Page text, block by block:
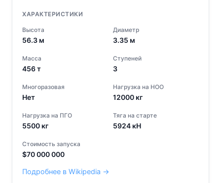
ХАРАКТЕРИСТИКИ
Высота
56.3 м
Диаметр
3.35 м
Масса
456т
Ступеней
3
Многоразовая
Нет
Нагрузка на НОО
12000 кг
Нагрузка на ПГО
5500 кг
Тяга на старте
5924 кН
Стоимость запуска
$70 000 000
Подробнее в Wikipedia →